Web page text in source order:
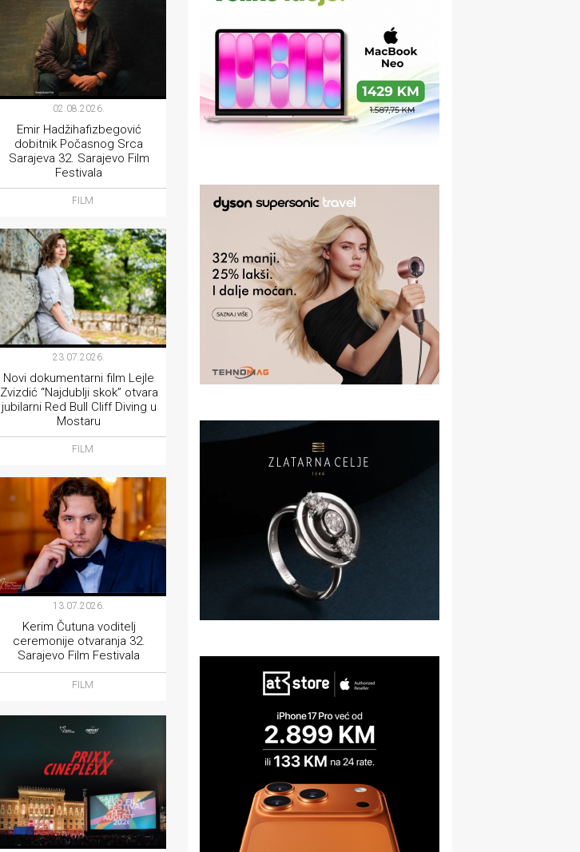
02.08.2026.
Emir Hadžihafizbegović
dobitnik Počasnog Srca
Sarajeva 32. Sarajevo Film
Festivala
FILM
23.07.2026.
Novi dokumentarni film Lejle
Zvizdić “Najdublji skok” otvara
jubilarni Red Bull Cliff Diving u
Mostaru
FILM
13.07.2026.
Kerim Čutuna voditelj
ceremonije otvaranja 32.
Sarajevo Film Festivala
FILM